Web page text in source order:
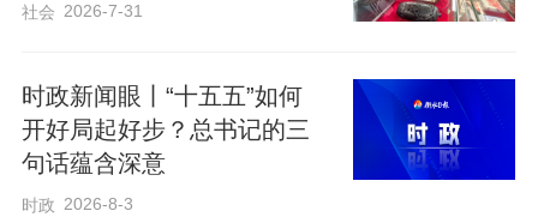
社会 2026-7-31
时政新闻眼丨“十五五”如何
开好局起好步？总书记的三
句话蕴含深意
时政 2026-8-3